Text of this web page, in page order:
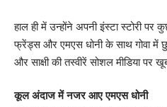
हाल ही में उन्होंने अपनी इंस्टा स्टोरी
फ्रेंड्स और एमएस धोनी के साथ गोवा में
और साक्षी की तस्वीरें सोशल मीडिया पर
कूल अंदाज में नजर आए एमएस धोनी